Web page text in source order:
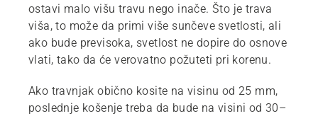
ostavi malo višu travu nego inače. Što je trava
viša, to može da primi više sunčeve svetlosti, ali
ako bude previsoka, svetlost ne dopire do osnove
vlati, tako da će verovatno požuteti pri korenu.
Ako travnjak obično kosite na visinu od 25 mm,
poslednje košenje treba da bude na visini od 30–